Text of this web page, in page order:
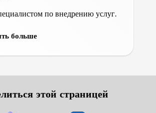
по внедрению услуг.
больше
этой страницей